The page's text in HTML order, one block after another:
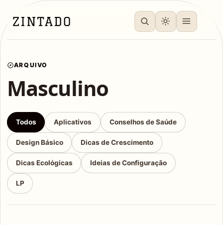
ARQUIVO
Masculino
Todos Aplicativos Conselhos de Saúde
Design Básico Dicas de Crescimento
Dicas Ecológicas Ideias de Configuração
LP